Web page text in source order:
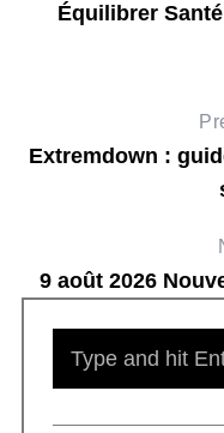
Équilibrer
Extremdown :
9 août 2026